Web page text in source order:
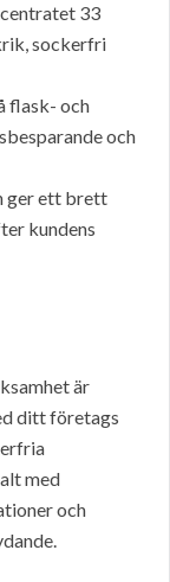
33
sockerfri
flask- och
och
ger ett brett
kundens
är
ditt företags
med
och